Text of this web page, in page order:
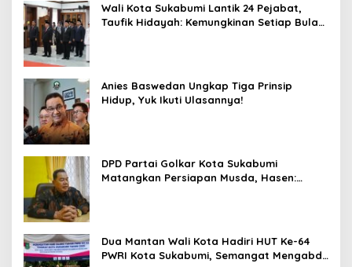
Wali Kota Sukabumi Lantik 24 Pejabat,
Taufik Hidayah: Kemungkinan Setiap Bulan
Anies Baswedan Ungkap Tiga Prinsip
Hidup, Yuk Ikuti Ulasannya!
DPD Partai Golkar Kota Sukabumi
Matangkan Persiapan Musda, Hasen:
Dua Mantan Wali Kota Hadiri HUT Ke-64
PWRI Kota Sukabumi, Semangat Mengabdi